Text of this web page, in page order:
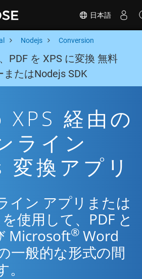
日本語
Nodejs Conversion
PDF を XPS に変換 無料
たはNodejs SDK
XPS 経由の
ライン
換アプリ
イン アプリまたは
使用して、PDF と
Microsoft® Word
一般的な形式の間